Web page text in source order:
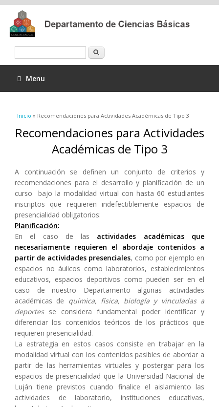
Menu
Se encuentra usted aquí
Inicio » Recomendaciones para Actividades Académicas de Tipo 3
Recomendaciones para Actividades
Académicas de Tipo 3
A continuación se definen un conjunto de criterios y
recomendaciones para el desarrollo y planificación de un
curso bajo la modalidad virtual con hasta 60 estudiantes
inscriptos que requieren indefectiblemente espacios de
presencialidad obligatorios:
Planificación:
En el caso de las actividades académicas que
necesariamente requieren el abordaje contenidos a
partir de actividades presenciales, como por ejemplo en
espacios no áulicos como laboratorios, establecimientos
educativos, espacios deportivos como pueden ser en el
caso de nuestro Departamento algunas actividades
académicas de química, física, biología y vinculadas a
deportesse considera fundamental poder identificar y
diferenciar los contenidos teóricos de los prácticos que
requieren presencialidad.
La estrategia en estos casos consiste en trabajar en la
modalidad virtual con los contenidos pasibles de abordar a
partir de las herramientas virtuales y postergar para los
espacios de presencialidad que la Universidad Nacional de
Luján tiene previstos cuando finalice el aislamiento las
actividades de laboratorio, instituciones educativas,